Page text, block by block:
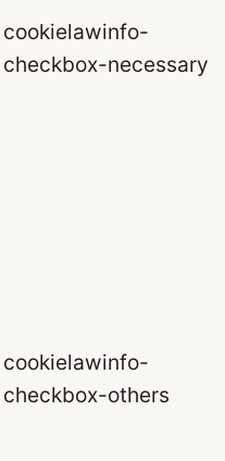
cookielawinfo-
checkbox-necessary
cookielawinfo-
checkbox-others